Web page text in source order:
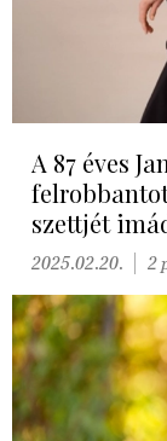
A 87 éves
szettjét
2025.02.20. 2